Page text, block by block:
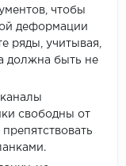
чтобы
деформации
ряды, учитывая,
должна быть не
свободны от